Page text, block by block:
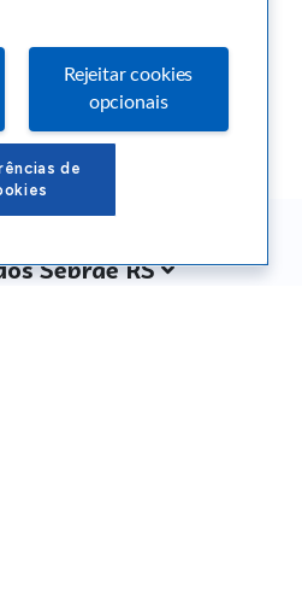
Sebrae RS
Rejeitar cookies
opcionais
de